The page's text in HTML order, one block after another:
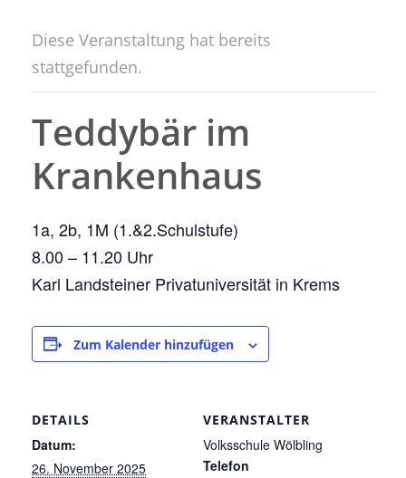
Diese Veranstaltung hat bereits
stattgefunden.
Teddybär im
Krankenhaus
1a, 2b, 1M (1.&2.Schulstufe)
8.00 – 11.20 Uhr
Karl Landsteiner Privatuniversität in Krems
Zum Kalender hinzufügen
DETAILS
Datum:
26. November 2025
VERANSTALTER
Volksschule Wölbling
Telefon